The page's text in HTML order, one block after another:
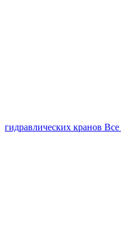
гидравлических кранов Все